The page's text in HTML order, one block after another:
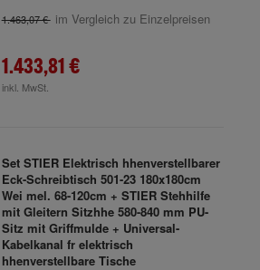
1.463,07 € im Vergleich zu Einzelpreisen
1.433,81 €
inkl. MwSt.
Set STIER Elektrisch hhenverstellbarer
Eck-Schreibtisch 501-23 180x180cm
Wei mel. 68-120cm + STIER Stehhilfe
mit Gleitern Sitzhhe 580-840 mm PU-
Sitz mit Griffmulde + Universal-
Kabelkanal fr elektrisch
hhenverstellbare Tische